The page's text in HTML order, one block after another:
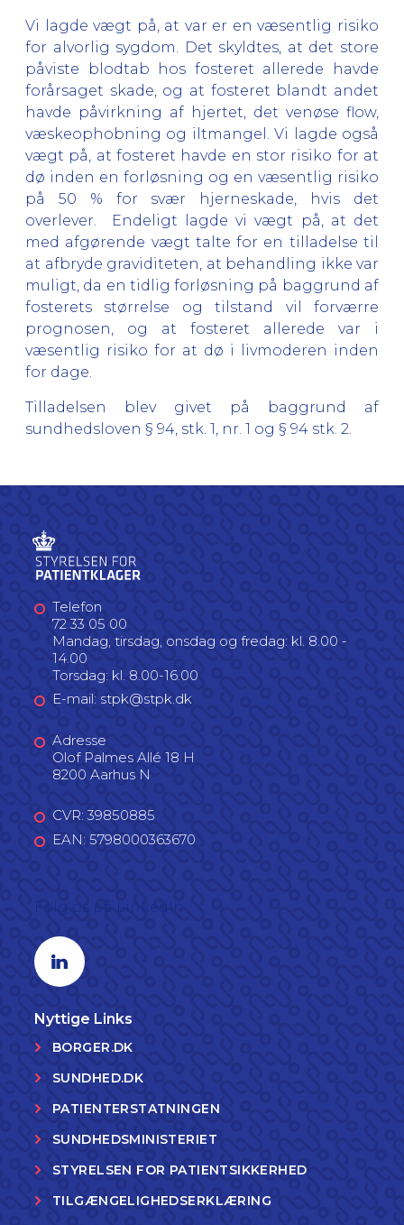
Vi lagde vægt på, at var er en væsentlig risiko
for alvorlig sygdom. Det skyldtes, at det store
påviste blodtab hos fosteret allerede havde
forårsaget skade, og at fosteret blandt andet
havde påvirkning af hjertet, det venøse flow,
væskeophobning og iltmangel. Vi lagde også
vægt på, at fosteret havde en stor risiko for at
dø inden en forløsning og en væsentlig risiko
på 50 % for svær hjerneskade, hvis det
overlever. Endeligt lagde vi vægt på, at det
med afgørende vægt talte for en tilladelse til
at afbryde graviditeten, at behandling ikke var
muligt, da en tidlig forløsning på baggrund af
fosterets størrelse og tilstand vil forværre
prognosen, og at fosteret allerede var i
væsentlig risiko for at dø i livmoderen inden
for dage.
Tilladelsen blev givet på baggrund af
sundhedsloven § 94, stk. 1, nr. 1 og § 94 stk. 2.
Telefon
72 33 05 00
Mandag, tirsdag, onsdag og fredag: kl. 8.00 -
14.00
Torsdag: kl. 8.00-16.00
E-mail: stpk@stpk.dk
Adresse
Olof Palmes Allé 18 H
8200 Aarhus N
CVR: 39850885
EAN: 5798000363670
Linkedin profil
Nyttige Links
BORGER.DK
SUNDHED.DK
PATIENTERSTATNINGEN
SUNDHEDSMINISTERIET
STYRELSEN FOR PATIENTSIKKERHED
TILGÆNGELIGHEDSERKLÆRING